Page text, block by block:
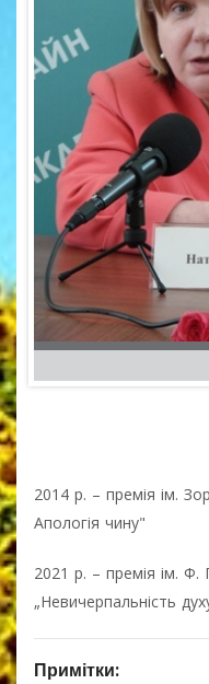
2014 р. – премія ім.
Апологія чину"
2021 р. – премія ім.
„Невичерпальність
Примітки: